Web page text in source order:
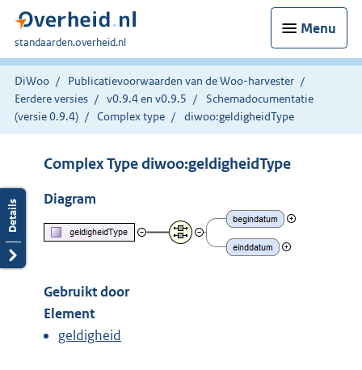
Menu
U
bent
hier:
standaarden.overheid.nl
DiWoo
Publicatievoorwaarden van de Woo-harvester
Eerdere versies
v0.9.4 en v0.9.5
Schemadocumentatie
(versie 0.9.4)
Complex type diwoo:geldigheidType
Complex Type diwoo:geldigheidType
Diagram
Gebruikt door
Element
geldigheid